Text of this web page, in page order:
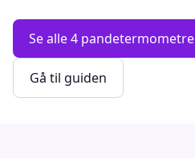
Se alle 4 pandetermometre
Gå til guiden